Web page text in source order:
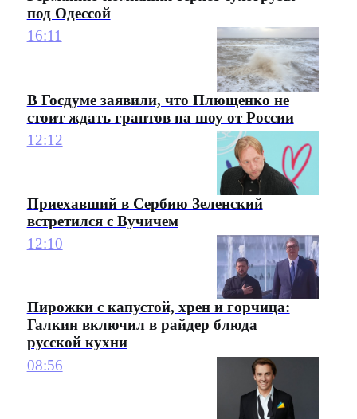
под Одессой
16:11
В Госдуме заявили, что Плющенко не
стоит ждать грантов на шоу от России
12:12
Приехавший в Сербию Зеленский
встретился с Вучичем
12:10
Пирожки с капустой, хрен и горчица:
Галкин включил в райдер блюда
русской кухни
08:56